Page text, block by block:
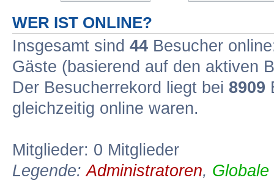
WER IST ONLINE?
Insgesamt sind 44 Besucher
Gäste (basierend auf den aktiven
Der Besucherrekord liegt bei 8909
gleichzeitig online waren.
Mitglieder: 0 Mitglieder
Legende:Administratoren,